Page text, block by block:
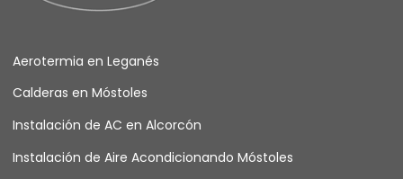
Aerotermia en Leganés
Calderas en Móstoles
Instalación de AC en Alcorcón
Instalación de Aire Acondicionando Móstoles